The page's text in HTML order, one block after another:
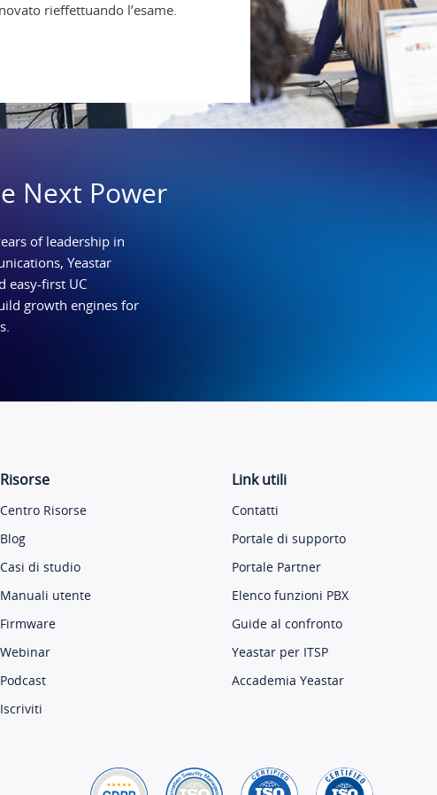
rieffettuando l’esame.
Next Power
of leadership in
Yeastar
easy-first UC
growth engines for
Risorse
Centro Risorse
Blog
Casi di studio
Manuali utente
Firmware
Webinar
Podcast
Iscriviti
Link utili
Contatti
Portale di supporto
Portale Partner
Elenco funzioni PBX
Guide al confronto
Yeastar per ITSP
Accademia Yeastar